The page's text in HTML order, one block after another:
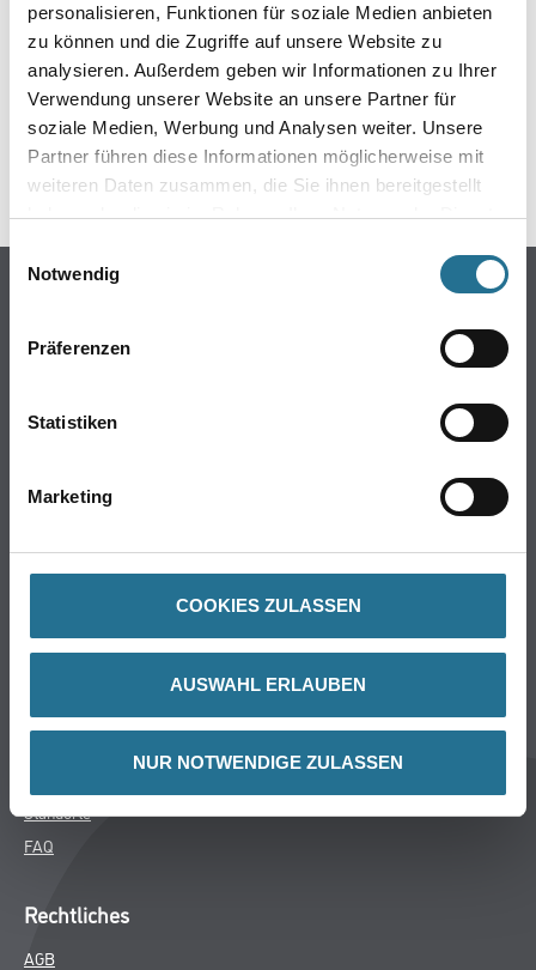
personalisieren, Funktionen für soziale Medien anbieten
zu können und die Zugriffe auf unsere Website zu
analysieren. Außerdem geben wir Informationen zu Ihrer
Verwendung unserer Website an unsere Partner für
soziale Medien, Werbung und Analysen weiter. Unsere
Partner führen diese Informationen möglicherweise mit
weiteren Daten zusammen, die Sie ihnen bereitgestellt
haben oder die sie im Rahmen Ihrer Nutzung der Dienste
Einwilligungsauswahl
Notwendig
Präferenzen
Statistiken
Marketing
COOKIES ZULASSEN
AUSWAHL ERLAUBEN
NUR NOTWENDIGE ZULASSEN
Keine Sorge, wir pinseln schon an der Lösung und
werden das Problem so schnell wie möglich beheben.
Erkunden Sie in der Zwischenzeit unseren Online-Shop
und lassen Sie sich inspirieren.
ZURÜCK ZUM ONLINE-SHOP
Online-Shop
Putze- und Spachtelmassen
Wand- & Deckenbeläge
Winkler & Gräbner
Services
Standorte
FAQ
Rechtliches
AGB